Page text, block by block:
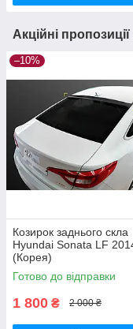
Акційні
–10%
Козирок заднього скла
Hyundai Sonata LF
(Корея)
Готово до відправки
1 800 ₴ 2 000 ₴